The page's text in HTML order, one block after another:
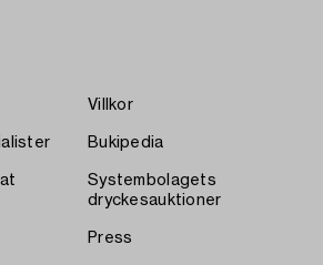
Villkor
Bukipedia
Systembolagets
dryckesauktioner
Press